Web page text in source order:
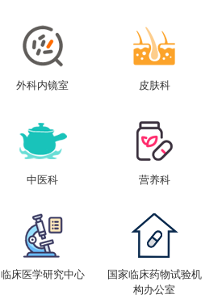
外科内镜室 皮肤科
中医科 营养科
临床医学研究中心
国家临床药物试验机
构办公室